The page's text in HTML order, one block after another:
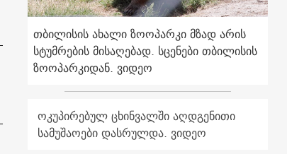
თბილისის ახალი ზოოპარკი მზად არის
სტუმრების მისაღებად. სცენები თბილისის
ზოოპარკიდან. ვიდეო
ოკუპირებულ ცხინვალში აღდგენითი
სამუშაოები დასრულდა. ვიდეო